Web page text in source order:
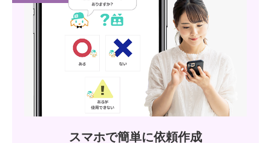
スマホで簡単に依頼作成